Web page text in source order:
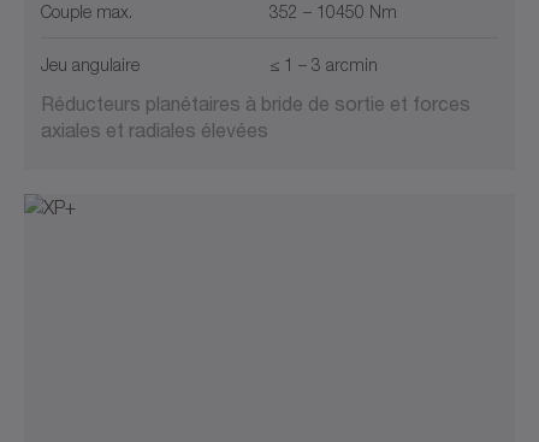
Couple max. 352 – 10450 Nm
Jeu angulaire ≤ 1 – 3 arcmin
Réducteurs planétaires à bride de sortie et forces
axiales et radiales élevées